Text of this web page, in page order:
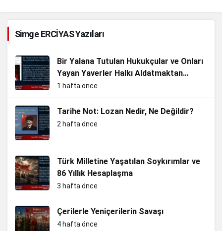
Simge ERCİYAS Yazıları
Bir Yalana Tutulan Hukukçular ve Onları
Yayan Yaverler Halkı Aldatmaktan
Vazgeçin
1 hafta önce
Tarihe Not: Lozan Nedir, Ne Değildir?
2 hafta önce
Türk Milletine Yaşatılan Soykırımlar ve
86 Yıllık Hesaplaşma
3 hafta önce
Çerilerle Yeniçerilerin Savaşı
4 hafta önce